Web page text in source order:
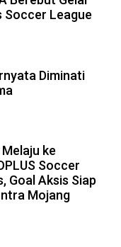
Soccer League
Diminati
ke
Soccer
Goal Aksis Siap
Mojang